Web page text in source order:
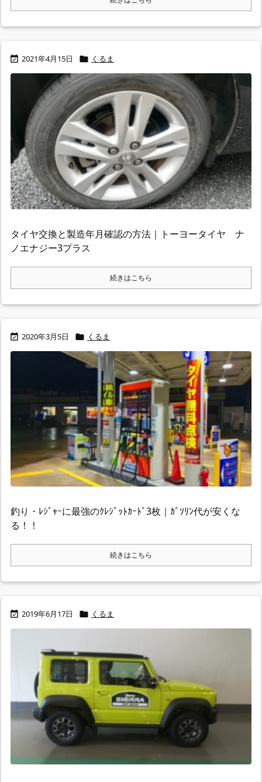
 2021年4月15日  くるま
タイヤ交換と製造年月確認の方法｜トーヨータイヤ ナ
ノエナジー3プラス
続きはこちら
 2020年3月5日  くるま
釣り・ﾚｼﾞｬｰに最強のｸﾚｼﾞｯﾄｶｰﾄﾞ3枚｜ｶﾞｿﾘﾝ代が安くな
る！！
続きはこちら
 2019年6月17日  くるま